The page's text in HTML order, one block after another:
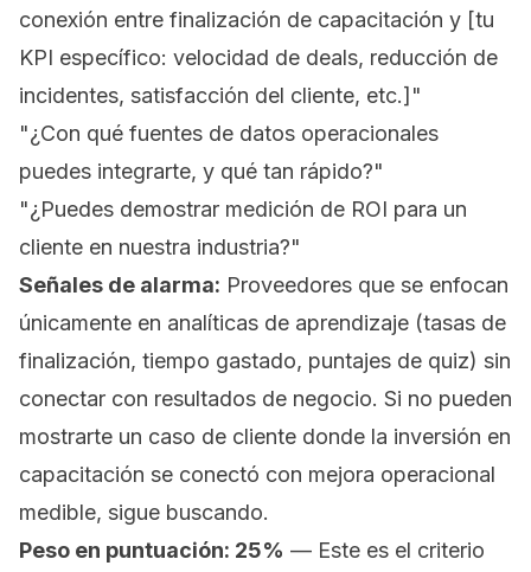
conexión entre finalización de capacitación y [tu
KPI específico: velocidad de deals, reducción de
incidentes, satisfacción del cliente, etc.]"
"¿Con qué fuentes de datos operacionales
puedes integrarte, y qué tan rápido?"
"¿Puedes demostrar medición de ROI para un
cliente en nuestra industria?"
Señales de alarma: Proveedores que se enfocan
únicamente en analíticas de aprendizaje (tasas de
finalización, tiempo gastado, puntajes de quiz) sin
conectar con resultados de negocio. Si no pueden
mostrarte un caso de cliente donde la inversión en
capacitación se conectó con mejora operacional
medible, sigue buscando.
Peso en puntuación: 25% — Este es el criterio